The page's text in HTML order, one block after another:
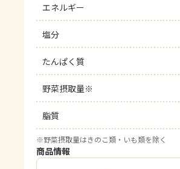
エネルギー
塩分
たんぱく質
野菜摂取量※
脂質
※野菜摂取量はきのこ類・いも類を除く
商品情報